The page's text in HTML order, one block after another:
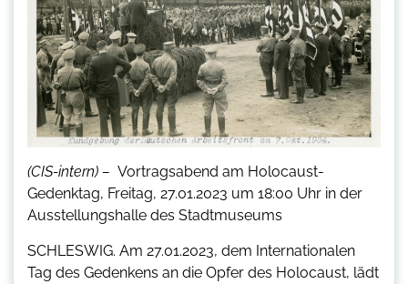
(CIS-intern) – Vortragsabend am Holocaust-
Gedenktag, Freitag, 27.01.2023 um 18:00 Uhr in der
Ausstellungshalle des Stadtmuseums
SCHLESWIG. Am 27.01.2023, dem Internationalen
Tag des Gedenkens an die Opfer des Holocaust, lädt